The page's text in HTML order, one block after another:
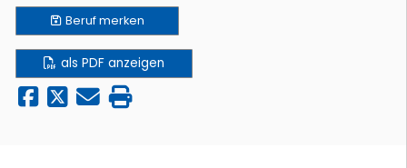
Berufmerken
als PDF anzeigen